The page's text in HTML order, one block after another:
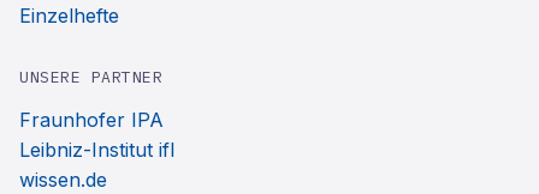
Einzelhefte
UNSERE PARTNER
Fraunhofer IPA
Leibniz-Institut ifl
wissen.de